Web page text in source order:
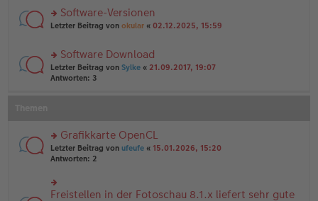
1
v
o
n
6
rs
u
n
g
er
B
ei
tr
g
Software-Versionen
Letzter Beitrag von okular « 02.12.2025, 15:59
rs
te
es
e
n
B
ei
Software Download
Letzter Beitrag von Sylke « 21.09.2017, 19:07
Antworten: 3
rs
te
u
n
Grafikkarte OpenCL
Letzter Beitrag von ufeufe « 15.01.2026, 15:20
Antworten: 2
rs
Freistellen in der Fotoschau 8.1.x liefert sehr gute